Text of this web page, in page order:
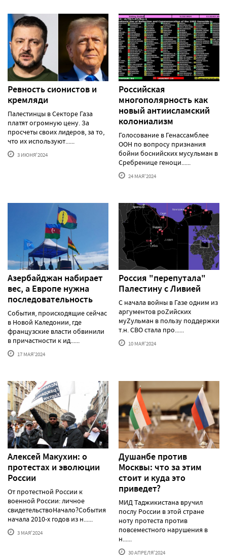
Ревность сионистов и
кремляди
Палестинцы в Секторе Газа
платят огромную цену. За
просчеты своих лидеров, за то,
что их используют......
3 ИЮНЯ'2024
Российская
многополярность как
новый антиисламский
колониализм
Голосование в Генассамблее
ООН по вопросу признания
бойни боснийских мусульман в
Сребренице геноци......
24 МАЯ'2024
Азербайджан набирает
вес, а Европе нужна
последовательность
События, происходящие сейчас
в Новой Каледонии, где
французские власти обвинили
в причастности к ид......
17 МАЯ'2024
Россия "перепутала"
Палестину с Ливией
С начала войны в Газе одним из
аргументов роZийских
муZульман в пользу поддержки
т.н. СВО стала про......
10 МАЯ'2024
Алексей Макуxин: о
протестаx и эволюции
России
От протестной России к
военной России: личное
свидетельствоНачало?События
начала 2010-х годов из н......
3 МАЯ'2024
Душанбе против
Москвы: что за этим
стоит и куда это
приведет?
МИД Таджикистана вручил
послу России в этой стране
ноту протеста против
повсеместного нарушения в
н......
30 АПРЕЛЯ'2024